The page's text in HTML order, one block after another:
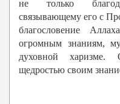
не только
связывающему его с
благословение
огромным знаниям,
духовной
щедростью своим